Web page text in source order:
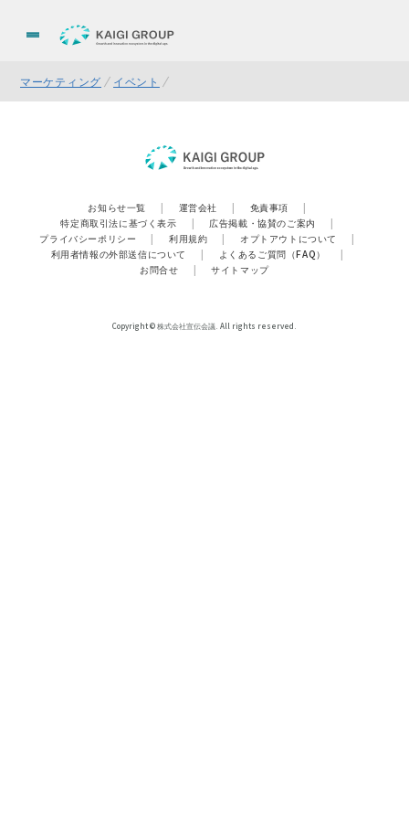
マーケティング イベント
お知らせ一覧 | 運営会社 | 免責事項
|
特定商取引法に基づく表示
| 広告掲載・協賛のご案内
|
プライバシーポリシー
| 利用規約 | オプトアウトについて
|
利用者情報の外部送信について
| よくあるご質問（FAQ）
|
お問合せ
| サイトマップ
Copyright © 株式会社宣伝会議. All rights reserved.